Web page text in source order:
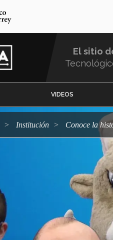
El sitio
VIDEOS
Institución Conoce la